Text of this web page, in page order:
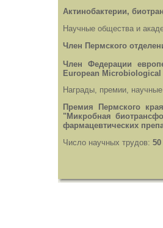
Актинобактерии,
Научные общества и
Член Пермского
Член Федерации
European Microbiological
Награды, премии,
Премия Пермского
"Микробная
фармацевтических
Число научных трудов: 50